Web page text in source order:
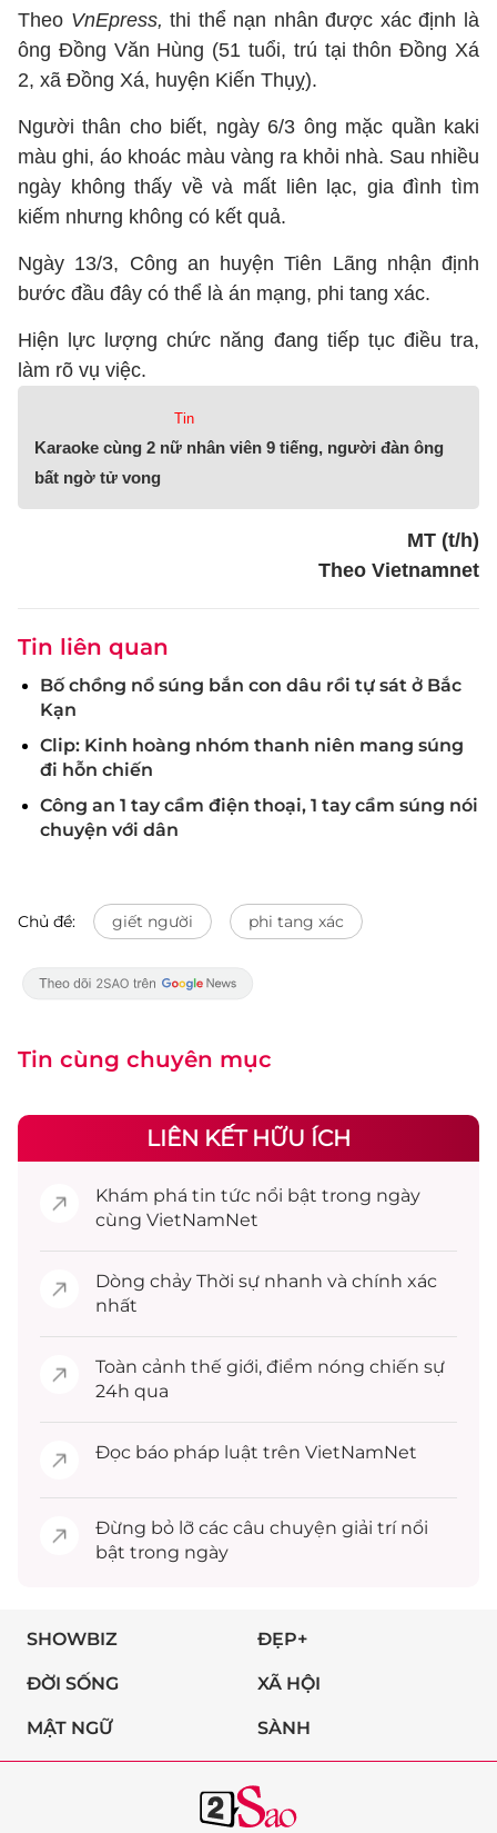
Theo VnEpress, thi thể nạn nhân được xác định là
ông Đồng Văn Hùng (51 tuổi, trú tại thôn Đồng Xá
2, xã Đồng Xá, huyện Kiến Thụỵ).
Người thân cho biết, ngày 6/3 ông mặc quần kaki
màu ghi, áo khoác màu vàng ra khỏi nhà. Sau nhiều
ngày không thấy về và mất liên lạc, gia đình tìm
kiếm nhưng không có kết quả.
Ngày 13/3, Công an huyện Tiên Lãng nhận định
bước đầu đây có thể là án mạng, phi tang xác.
Hiện lực lượng chức năng đang tiếp tục điều tra,
làm rõ vụ việc.
Tin
Karaoke cùng 2 nữ nhân viên 9 tiếng, người đàn ông
bất ngờ tử vong
MT (t/h)
Theo Vietnamnet
Tin liên quan
Bố chồng nổ súng bắn con dâu rồi tự sát ở Bắc
Kạn
Clip: Kinh hoàng nhóm thanh niên mang súng
đi hỗn chiến
Công an 1 tay cầm điện thoại, 1 tay cầm súng nói
chuyện với dân
Chủ đề: giết người phi tang xác
Tin cùng chuyên mục
LIÊN KẾT HỮU ÍCH
Khám phá tin tức nổi bật trong ngày
cùng VietNamNet
Dòng chảy Thời sự nhanh và chính xác
nhất
Toàn cảnh thế giới, điểm nóng chiến sự
24h qua
Đọc báo pháp luật trên VietNamNet
Đừng bỏ lỡ các câu chuyện giải trínổi
bật trong ngày
SHOWBIZ ĐẸP+
ĐỜI SỐNG XÃ HỘI
MẬT NGỮ SÀNH